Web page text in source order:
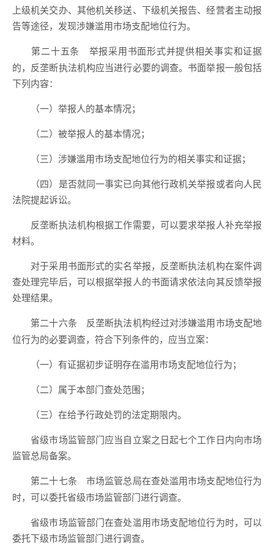
上级机关交办、其他机关移送、下级机关报告、经营者主动报
告等途径，发现涉嫌滥用市场支配地位行为。
第二十五条 举报采用书面形式并提供相关事实和证据
的，反垄断执法机构应当进行必要的调查。书面举报一般包括
下列内容：
（一）举报人的基本情况；
（二）被举报人的基本情况；
（三）涉嫌滥用市场支配地位行为的相关事实和证据；
（四）是否就同一事实已向其他行政机关举报或者向人民
法院提起诉讼。
反垄断执法机构根据工作需要，可以要求举报人补充举报
材料。
对于采用书面形式的实名举报，反垄断执法机构在案件调
查处理完毕后，可以根据举报人的书面请求依法向其反馈举报
处理结果。
第二十六条
反垄断执法机构经过对涉嫌滥用市场支配地
位行为的必要调查，符合下列条件的，应当立案：
（一）有证据初步证明存在滥用市场支配地位行为；
（二）属于本部门查处范围；
（三）在给予行政处罚的法定期限内。
省级市场监管部门应当自立案之日起七个工作日内向市场
监管总局备案。
第二十七条 市场监管总局在查处滥用市场支配地位行为
时，可以委托省级市场监管部门进行调查。
省级市场监管部门在查处滥用市场支配地位行为时，可以
委托下级市场监管部门进行调查。